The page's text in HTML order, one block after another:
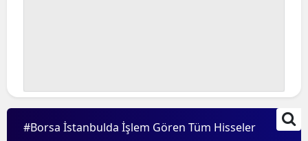
#Borsa İstanbulda İşlem Gören Tüm Hisseler